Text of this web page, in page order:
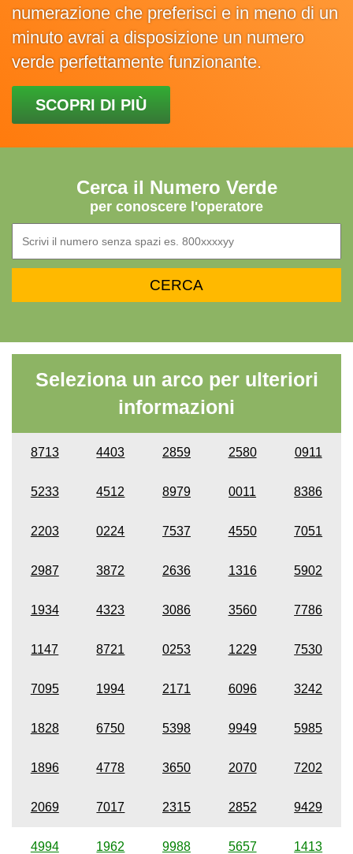
numerazione che preferisci e in meno di un
minuto avrai a disposizione un numero
verde perfettamente funzionante.
SCOPRI DI PIÙ
Cerca il Numero Verde
per conoscere l'operatore
Seleziona un arco per ulteriori
informazioni
8713 4403 2859 2580 0911
5233 4512 8979 0011 8386
2203 0224 7537 4550 7051
2987 3872 2636 1316 5902
1934 4323 3086 3560 7786
1147 8721 0253 1229 7530
7095 1994 2171 6096 3242
1828 6750 5398 9949 5985
1896 4778 3650 2070 7202
2069 7017 2315 2852 9429
4994 1962 9988 5657 1413